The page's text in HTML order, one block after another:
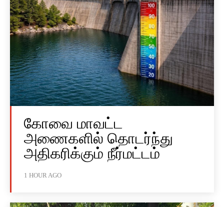
கோவை மாவட்ட
அணைகளில் தொடர்ந்து
அதிகரிக்கும் நீர்மட்டம்
1 HOUR AGO